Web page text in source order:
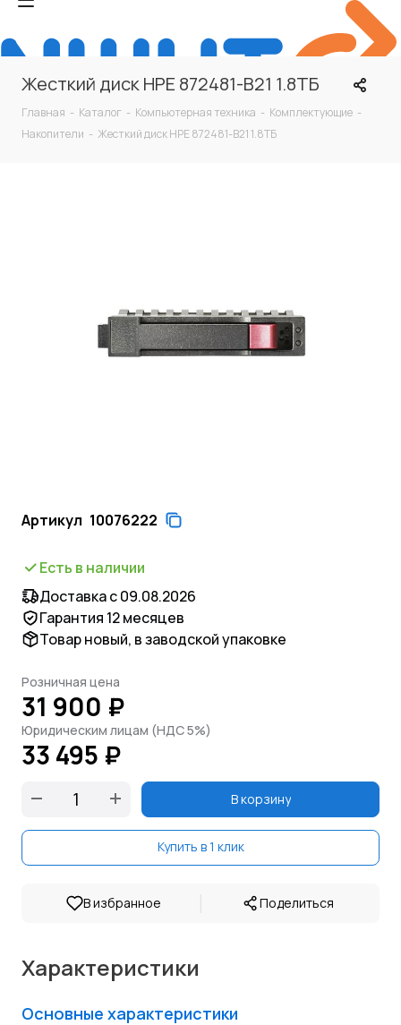
Жесткий диск HPE 872481-B21 1.8ТБ
Главная - Каталог - Компьютерная техника - Комплектующие -
Накопители - Жесткий диск HPE 872481-B21 1.8ТБ
Артикул 10076222
Есть в наличии
Доставка с 09.08.2026
Гарантия 12 месяцев
Товар новый, в заводской упаковке
Розничная цена
31 900 ₽
Юридическим лицам (НДС 5%)
33 495 ₽
В корзину
Купить в 1 клик
В избранное | Поделиться
Характеристики
Основные характеристики